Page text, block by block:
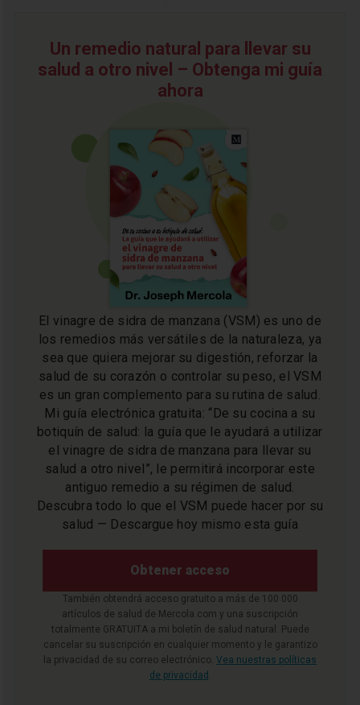
Un remedio natural para llevar su
salud a otro nivel – Obtenga mi guía
ahora
El vinagre de sidra de manzana (VSM) es uno de
los remedios más versátiles de la naturaleza, ya
sea que quiera mejorar su digestión, reforzar la
salud de su corazón o controlar su peso, el VSM
es un gran complemento para su rutina de salud.
Mi guía electrónica gratuita: “De su cocina a su
botiquín de salud: la guía que le ayudará a utilizar
el vinagre de sidra de manzana para llevar su
salud a otro nivel”, le permitirá incorporar este
antiguo remedio a su régimen de salud.
Descubra todo lo que el VSM puede hacer por su
salud — Descargue hoy mismo esta guía
Obtener acceso
También obtendrá acceso gratuito a más de 100 000
artículos de salud de Mercola.com y una suscripción
totalmente GRATUITA a mi boletín de salud natural. Puede
cancelar su suscripción en cualquier momento y le garantizo
la privacidad de su correo electrónico. Vea nuestras políticas
de privacidad .